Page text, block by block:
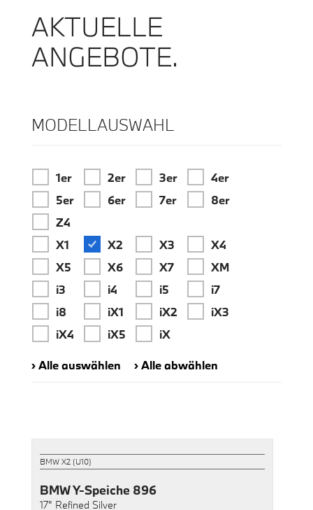
AKTUELLE
ANGEBOTE.
MODELLAUSWAHL
1er 2er 3er
4er
5er
6er 7er
8er
Z4
X1
X2 X3
X4
X5
X6 X7
XM
i3
i4 i5
i7
i8
iX1 iX2
iX3
iX4
iX5 iX
› Alle auswählen › Alle abwählen
BMW X2 (U10)
BMW Y-Speiche 896
17" Refined Silver